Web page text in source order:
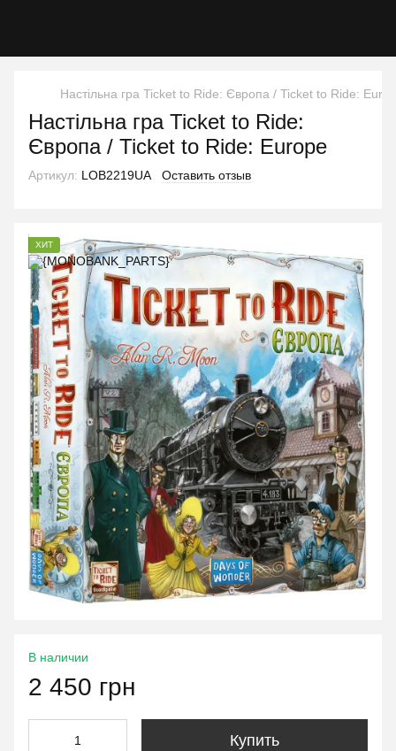
Настільна гра Ticket to Ride: Європа / Ticket to Ride:
Настільна гра Ticket to Ride:
Європа / Ticket to Ride: Europe
Артикул: LOB2219UA Оставить отзыв
ХИТ
В наличии
2 450 грн
Купить